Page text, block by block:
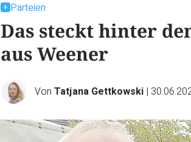
Parteien
Das steckt hinter
aus Weener
Von Tatjana Gettkowski |